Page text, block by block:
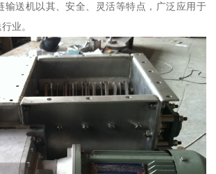
输送机以其、安全、灵活等特点，广泛应用于
业。